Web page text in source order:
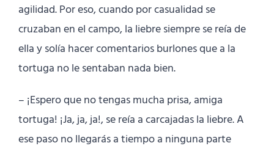
agilidad. Por eso, cuando por casualidad se
cruzaban en el campo, la liebre siempre se reía de
ella y solía hacer comentarios burlones que a la
tortuga no le sentaban nada bien.
– ¡Espero que no tengas mucha prisa, amiga
tortuga! ¡Ja, ja, ja!, se reía a carcajadas la liebre. A
ese paso no llegarás a tiempo a ninguna parte